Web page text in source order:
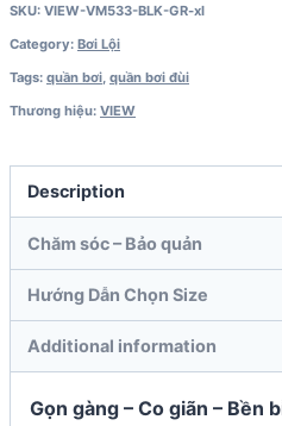
SKU: VIEW-VM533-BLK-GR-xl
Category: Bơi Lội
Tags: quần bơi, quần bơi đùi
Thương hiệu: VIEW
Description
Chăm sóc – Bảo quản
Hướng Dẫn Chọn Size
Additional information
Gọn gàng – Co giãn – Bền